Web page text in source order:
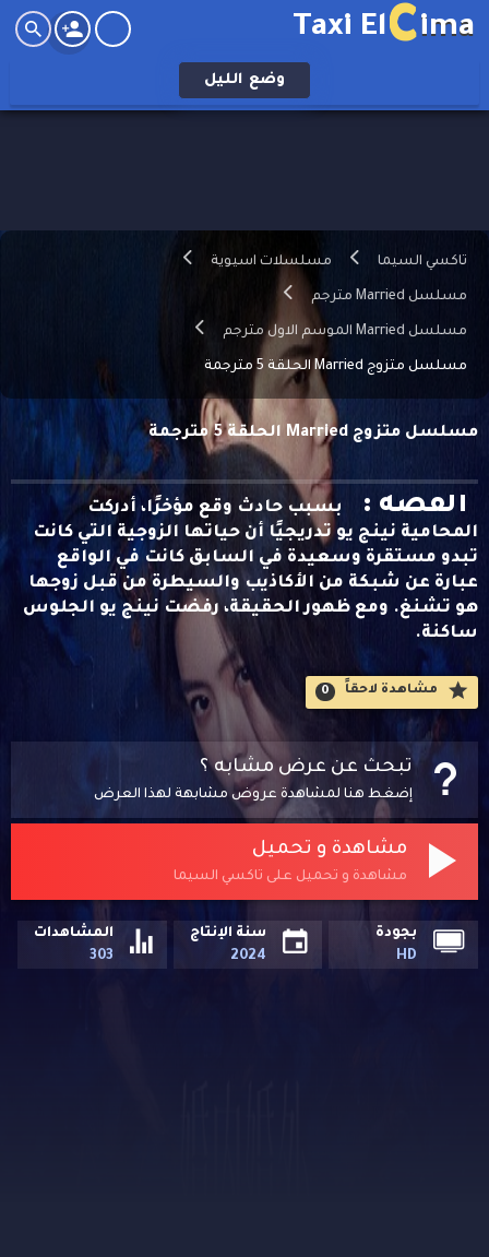
Taxi ElCima
وضع الليل
تاكسي السيما مسلسلات اسيوية
مسلسل Married مترجم
مسلسل Married الموسم الاول مترجم
مسلسل متزوج Married الحلقة 5 مترجمة
مسلسل متزوج Married الحلقة 5 مترجمة
القصه :
بسبب حادث وقع مؤخرًا، أدركت
المحامية نينج يو تدريجيًا أن حياتها الزوجية التي كانت
تبدو مستقرة وسعيدة في السابق كانت في الواقع
عبارة عن شبكة من الأكاذيب والسيطرة من قبل زوجها
هو تشنغ. ومع ظهور الحقيقة، رفضت نينج يو الجلوس
ساكنة.
مشاهدة لاحقاََ 0
تبحث عن عرض مشابه ؟
إضغط هنا لمشاهدة عروض مشابهة لهذا العرض
مشاهدة و تحميل
مشاهدة و تحميل على تاكسي السيما
بجودة
HD
سنة الإنتاج
2024
المشاهدات
303